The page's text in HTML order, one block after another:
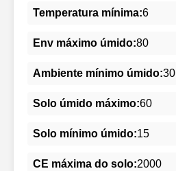
Temperatura mínima:6
Env máximo úmido:80
Ambiente mínimo úmido:30
Solo úmido máximo:60
Solo mínimo úmido:15
CE máxima do solo:2000